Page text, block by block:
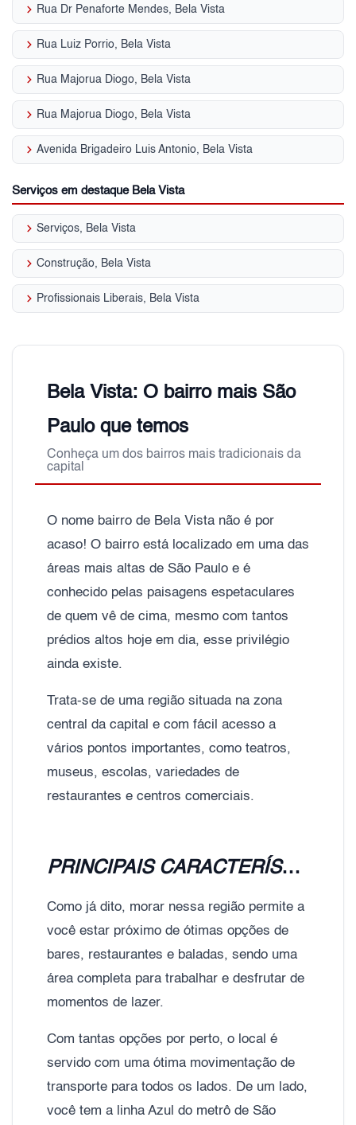
keyboard_arrow_right Rua Dr Penaforte Mendes, Bela Vista
keyboard_arrow_right Rua Luiz Porrio, Bela Vista
keyboard_arrow_right Rua Majorua Diogo, Bela Vista
keyboard_arrow_right Rua Majorua Diogo, Bela Vista
keyboard_arrow_right Avenida Brigadeiro Luis Antonio, Bela Vista
Serviços em destaque Bela Vista
keyboard_arrow_right Serviços, Bela Vista
keyboard_arrow_right Construção, Bela Vista
keyboard_arrow_right Profissionais Liberais, Bela Vista
Bela Vista: O bairro mais São
Paulo que temos
Conheça um dos bairros mais tradicionais da
capital
O nome bairro de Bela Vista não é por
acaso! O bairro está localizado em uma das
áreas mais altas de São Paulo e é
conhecido pelas paisagens espetaculares
de quem vê de cima, mesmo com tantos
prédios altos hoje em dia, esse privilégio
ainda existe.
Trata-se de uma região situada na zona
central da capital e com fácil acesso a
vários pontos importantes, como teatros,
museus, escolas, variedades de
restaurantes e centros comerciais.
PRINCIPAIS CARACTERÍSTICAS DO BAIRRO BELA VISTA
Como já dito, morar nessa região permite a
você estar próximo de ótimas opções de
bares, restaurantes e baladas, sendo uma
área completa para trabalhar e desfrutar de
momentos de lazer.
Com tantas opções por perto, o local é
servido com uma ótima movimentação de
transporte para todos os lados. De um lado,
você tem a linha Azul do metrô de São